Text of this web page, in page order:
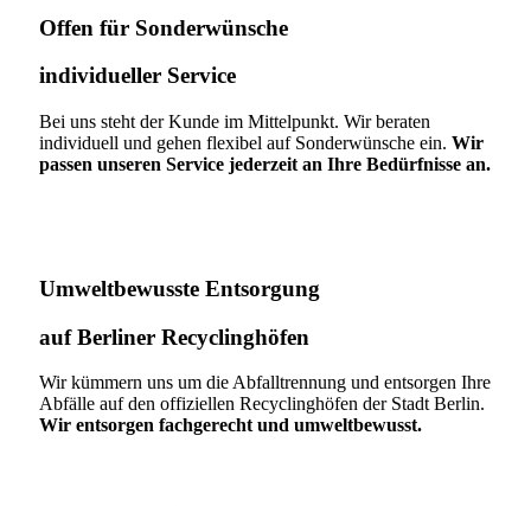
Offen für Sonderwünsche​
individueller Service
Bei uns steht der Kunde im Mittelpunkt. Wir beraten
individuell und gehen flexibel auf Sonderwünsche ein. Wir
passen unseren Service jederzeit an Ihre Bedürfnisse an.
Umweltbewusste Entsorgung
auf Berliner Recyclinghöfen​
Wir kümmern uns um die Abfalltrennung und entsorgen Ihre
Abfälle auf den offiziellen Recyclinghöfen der Stadt Berlin.
Wir entsorgen fachgerecht und umweltbewusst.